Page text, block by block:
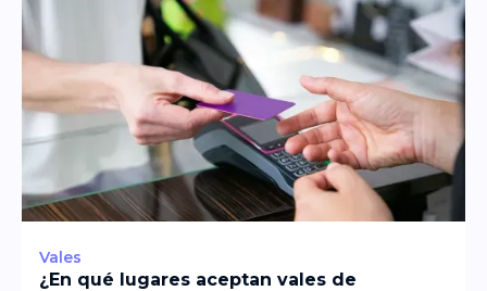
Vales
¿En qué lugares aceptan vales de